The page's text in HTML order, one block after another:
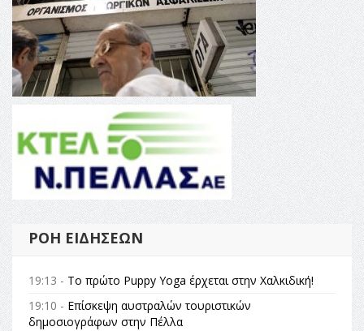
ΡΟΉ ΕΙΔΉΣΕΩΝ
19:13 - Το πρώτο Puppy Yoga έρχεται στην Χαλκιδική!
19:10 - Επίσκεψη αυστραλών τουριστικών
δημοσιογράφων στην Πέλλα